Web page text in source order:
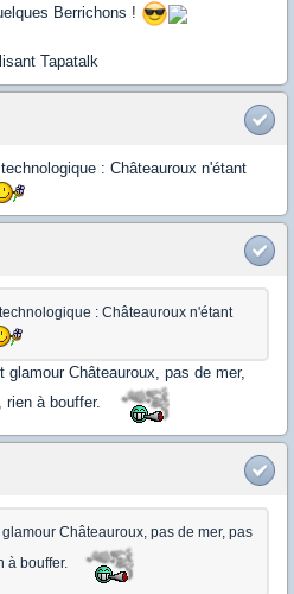
Berrichons !
Tapatalk
: Châteauroux n'étant
: Châteauroux n'étant
Châteauroux, pas de mer,
rien à bouffer.
Châteauroux, pas de mer, pas
à bouffer.